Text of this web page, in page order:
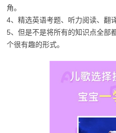
角。
4、精选英语考题、听力阅读、翻
5、但是不是将所有的知识点全部
个很有趣的形式。